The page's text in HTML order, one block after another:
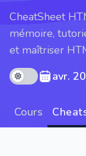
CheatSheet
mémoire,
et maîtriser
Theme mode
avr.
Cours